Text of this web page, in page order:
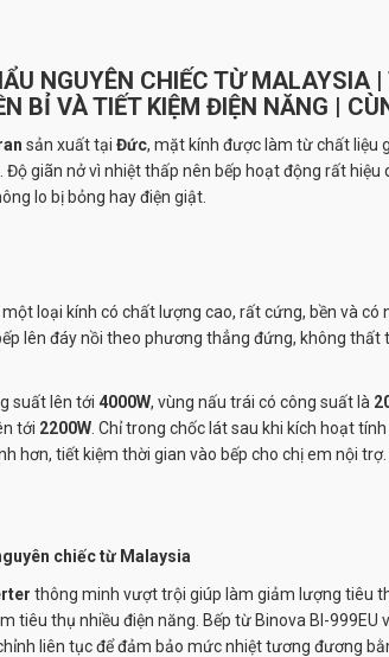
NGUYÊN CHIẾC TỪ MALAYSIA
BỈ VÀ TIẾT KIỆM ĐIỆN NĂNG |
sản xuất tại Đức, mặt kính được làm từ chất liệu
giãn nở vì nhiệt thấp nên bếp hoạt động rất
lo bị bỏng hay điện giật.
loại kính có chất lượng cao, rất cứng, bền và
lên đáy nồi theo phương thẳng đứng, không
suất lên tới 4000W, vùng nấu trái có công suất là
tới 2200W . Chỉ trong chốc lát sau khi kích hoạt
hơn, tiết kiệm thời gian vào bếp cho chị em nội
chiếc từ Malaysia
thông minh vượt trội giúp làm giảm lượng tiêu
tiêu thụ nhiều điện năng. Bếp từ Binova BI-999EU
liên tục để đảm bảo mức nhiệt tương đương